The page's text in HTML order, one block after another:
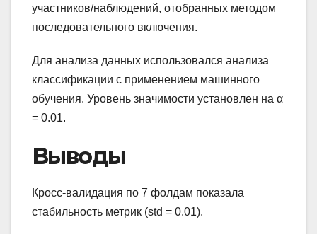
участников/наблюдений, отобранных методом
последовательного включения.
Для анализа данных использовался анализа
классификации с применением машинного
обучения. Уровень значимости установлен на α
= 0.01.
Выводы
Кросс-валидация по 7 фолдам показала
стабильность метрик (std = 0.01).